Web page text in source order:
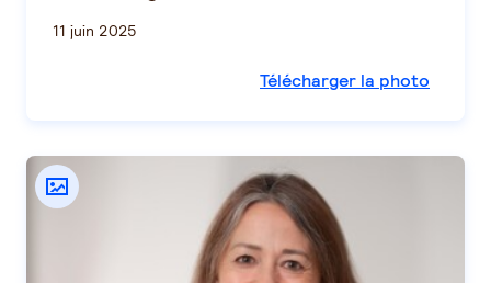
11 juin 2025
Télécharger la photo